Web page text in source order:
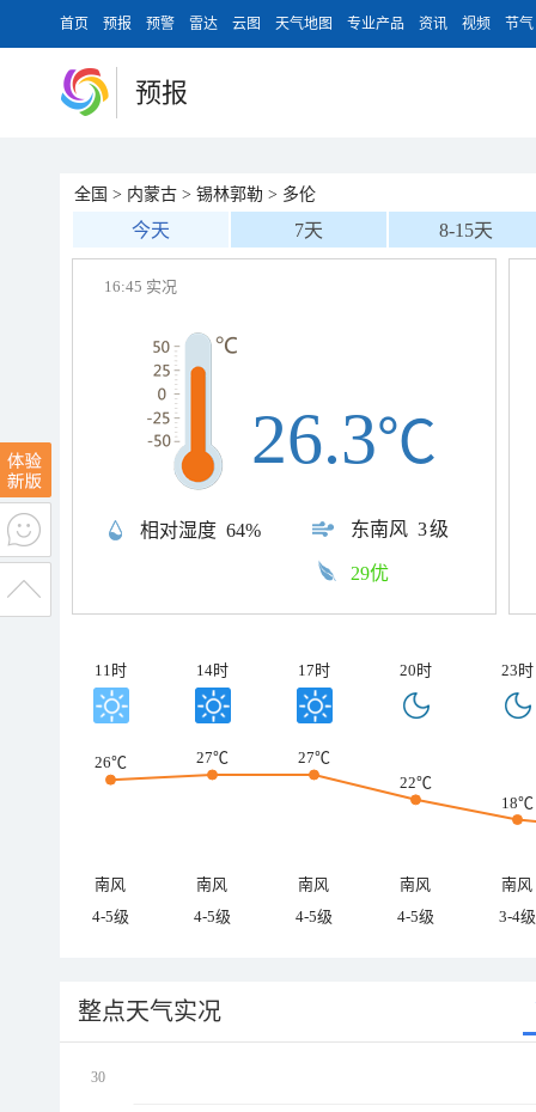
首页 预报 预警 雷达 云图 天气地图 专业产品 资讯 视频 节气
预报
全国 > 内蒙古 > 锡林郭勒 > 多伦
今天 7天 8-15天
16:45 实况
相对湿度 64% 东南风 3级
26.3℃
29优
11时 14时 17时 20时 23时
26℃ 27℃
27℃
22℃
18℃
南风 南风 南风 南风
南风
4-5级
4-5级 4-5级 4-5级 3-4级
整点天气实况
30